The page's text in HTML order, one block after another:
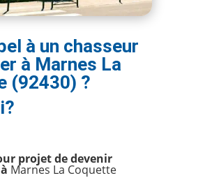
à un chasseur
à Marnes La
(92430) ?
projet de devenir
Marnes La Coquette